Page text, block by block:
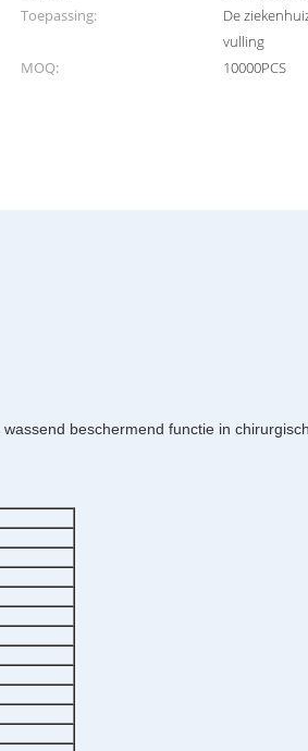
Toepassing:
De
vulling
MOQ:
10000PCS
beschermend functie in